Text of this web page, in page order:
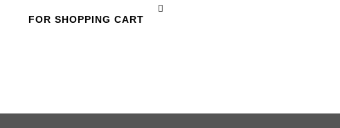
FOR SHOPPING CART